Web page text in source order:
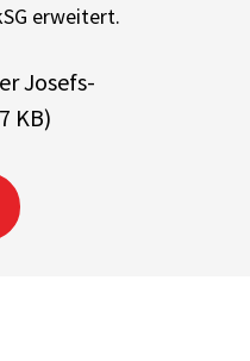
erweitert.
Josefs-
KB)